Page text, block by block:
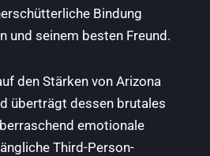
Bindung
und seinem besten Freund.
den Stärken von Arizona
überträgt dessen brutales
emotionale
Third-Person-